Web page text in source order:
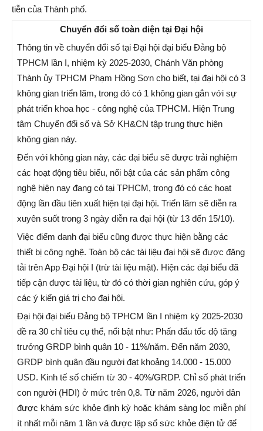
tiễn của Thành phố.
Chuyển đổi số toàn diện tại Đại hội
Thông tin về chuyển đổi số tại Đại hội đại biểu Đảng bộ
TPHCM lần I, nhiệm kỳ 2025-2030, Chánh Văn phòng
Thành ủy TPHCM Phạm Hồng Sơn cho biết, tại đại hội có 3
không gian triển lãm, trong đó có 1 không gian gắn với sự
phát triển khoa học - công nghệ của TPHCM. Hiện Trung
tâm Chuyển đổi số và Sở KH&CN tập trung thực hiện
không gian này.
Đến với không gian này, các đại biểu sẽ được trải nghiệm
các hoạt động tiêu biểu, nổi bật của các sản phẩm công
nghệ hiện nay đang có tại TPHCM, trong đó có các hoạt
động lần đầu tiên xuất hiện tại đại hội. Triển lãm sẽ diễn ra
xuyên suốt trong 3 ngày diễn ra đại hội (từ 13 đến 15/10).
Việc điểm danh đại biểu cũng được thực hiện bằng các
thiết bị công nghệ. Toàn bộ các tài liệu đại hội sẽ được đăng
tải trên App Đại hội I (trừ tài liệu mật). Hiện các đại biểu đã
tiếp cận được tài liệu, từ đó có thời gian nghiên cứu, góp ý
các ý kiến giá trị cho đại hội.
Đại hội đại biểu Đảng bộ TPHCM lần I nhiệm kỳ 2025-2030
đề ra 30 chỉ tiêu cụ thể, nổi bật như: Phấn đấu tốc độ tăng
trưởng GRDP bình quân 10 - 11%/năm. Đến năm 2030,
GRDP bình quân đầu người đạt khoảng 14.000 - 15.000
USD. Kinh tế số chiếm từ 30 - 40%/GRDP. Chỉ số phát triển
con người (HDI) ở mức trên 0,8. Từ năm 2026, người dân
được khám sức khỏe định kỳ hoặc khám sàng lọc miễn phí
ít nhất mỗi năm 1 lần và được lập sổ sức khỏe điện tử để